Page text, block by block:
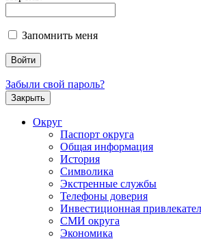
Запомнить меня
Забыли свой пароль?
Закрыть
Округ
Паспорт округа
Общая информация
История
Символика
Экстренные службы
Телефоны доверия
Инвестиционная
СМИ округа
Экономика